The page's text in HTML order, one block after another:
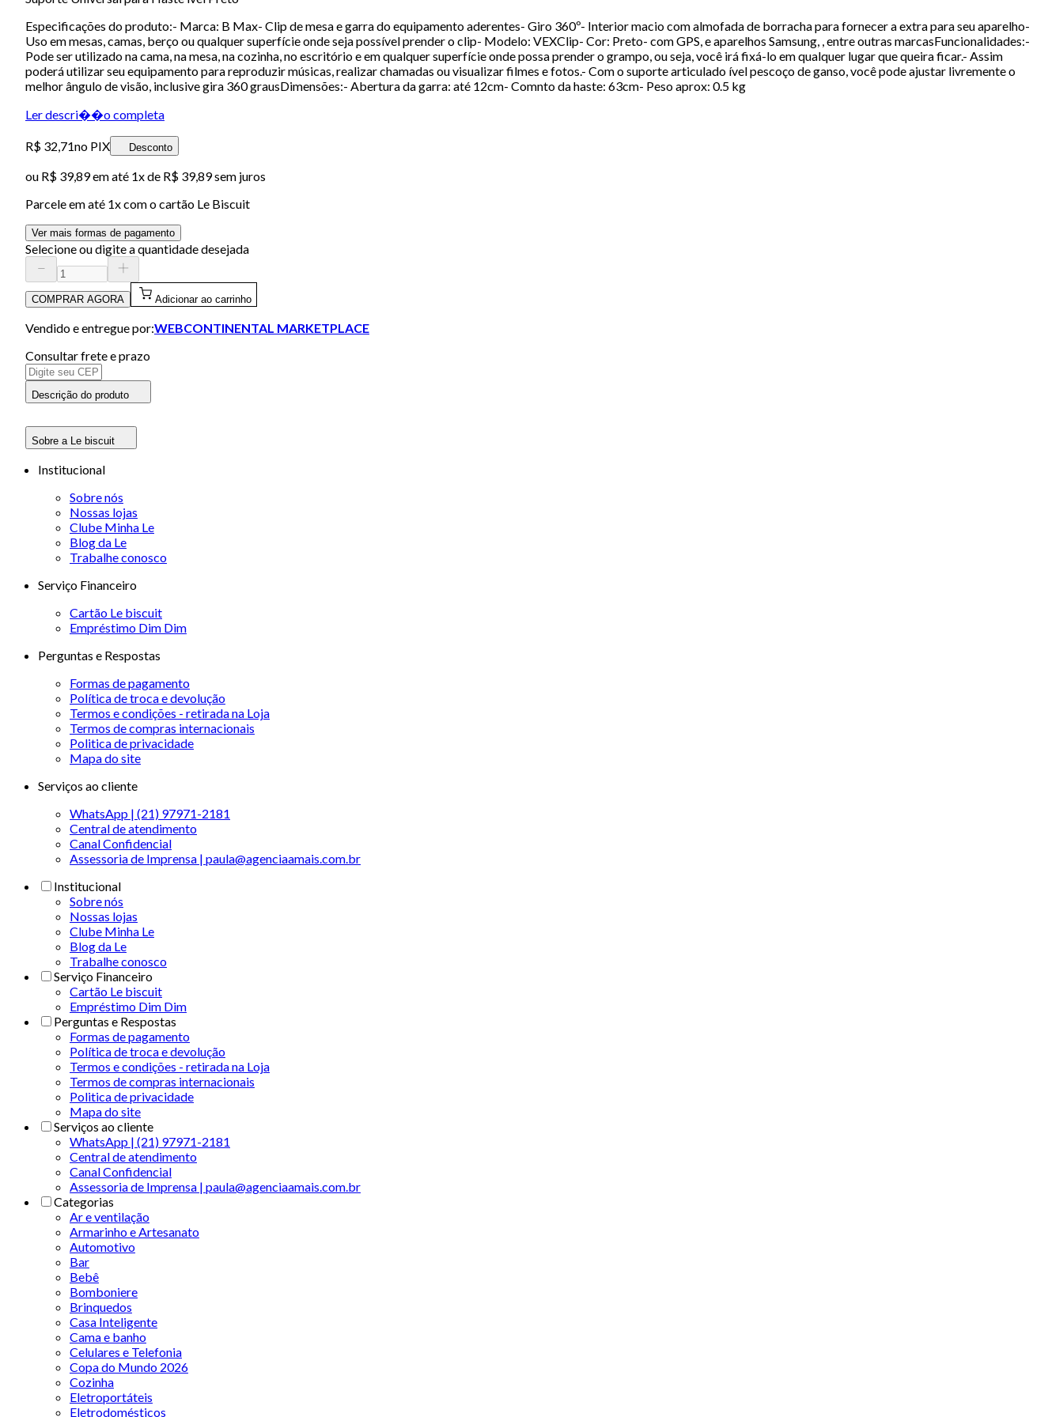
Especificações do produto:- Marca: B Max- Clip de mesa e garra do equipamento aderentes- Giro 360º- Interior macio com almofada de borracha para fornecer a extra para seu aparelho-
Uso em mesas, camas, berço ou qualquer superfície onde seja possível prender o clip- Modelo: VEXClip- Cor: Preto- com GPS, e aparelhos Samsung, , entre outras marcasFuncionalidades:-
Pode ser utilizado na cama, na mesa, na cozinha, no escritório e em qualquer superfície onde possa prender o grampo, ou seja, você irá fixá-lo em qualquer lugar que queira ficar.- Assim
poderá utilizar seu equipamento para reproduzir músicas, realizar chamadas ou visualizar filmes e fotos.- Com o suporte articulado ível pescoço de ganso, você pode ajustar livremente o
melhor ângulo de visão, inclusive gira 360 grausDimensões:- Abertura da garra: até 12cm- Comnto da haste: 63cm- Peso aprox: 0.5 kg
Ler descri��o completa
R$ 32,71no PIX Desconto
ou R$ 39,89em até 1x de R$ 39,89sem juros
Parcele em até 1x com o cartão Le Biscuit
Ver mais formas de pagamento
Selecione ou digite a quantidade desejada
COMPRAR AGORA Adicionar ao carrinho
Vendido e entregue por:WEBCONTINENTAL MARKETPLACE
Consultar frete e prazo
Descrição do produto
Sobre a Le biscuit
Institucional
Sobre nós
Nossas lojas
Clube Minha Le
Blog da Le
Trabalhe conosco
Serviço Financeiro
Cartão Le biscuit
Empréstimo Dim Dim
Perguntas e Respostas
Formas de pagamento
Política de troca e devolução
Termos e condições - retirada na Loja
Termos de compras internacionais
Politica de privacidade
Mapa do site
Serviços ao cliente
WhatsApp | (21) 97971-2181
Central de atendimento
Canal Confidencial
Assessoria de Imprensa | paula@agenciaamais.com.br
Institucional
Sobre nós
Nossas lojas
Clube Minha Le
Blog da Le
Trabalhe conosco
Serviço Financeiro
Cartão Le biscuit
Empréstimo Dim Dim
Perguntas e Respostas
Formas de pagamento
Política de troca e devolução
Termos e condições - retirada na Loja
Termos de compras internacionais
Politica de privacidade
Mapa do site
Serviços ao cliente
WhatsApp | (21) 97971-2181
Central de atendimento
Canal Confidencial
Assessoria de Imprensa | paula@agenciaamais.com.br
Categorias
Ar e ventilação
Armarinho e Artesanato
Automotivo
Bar
Bebê
Bomboniere
Brinquedos
Casa Inteligente
Cama e banho
Celulares e Telefonia
Copa do Mundo 2026
Cozinha
Eletroportáteis
Eletrodomésticos